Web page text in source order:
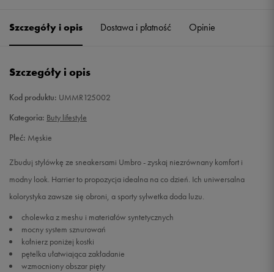
44 28,5 cm
45
46 30 cm Powiadom o dostępności
Szczegóły i opis Dostawa i płatność Opinie
Szczegóły i opis
Kod produktu: UMMR125002
Kategoria: Buty lifestyle
Płeć: Męskie
Zbuduj stylówkę ze sneakersami Umbro - zyskaj niezrównany komfort i
modny look. Harrier to propozycja idealna na co dzień. Ich uniwersalna
kolorystyka zawsze się obroni, a sporty sylwetka doda luzu.
cholewka z meshu i materiałów syntetycznych
mocny system sznurowań
kołnierz poniżej kostki
pętelka ułatwiająca zakładanie
wzmocniony obszar pięty